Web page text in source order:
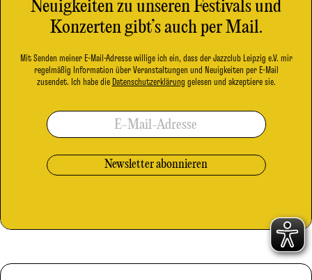
Neuigkeiten zu unseren Festivals und
Konzerten gibt’s auch per Mail.
Mit Senden meiner E-Mail-Adresse willige ich ein, dass der Jazzclub Leipzig e.V. mir
regelmäßig Information über Veranstaltungen und Neuigkeiten per E-Mail
zusendet. Ich habe die Datenschutzerklärung gelesen und akzeptiere sie.
E-Mail-Adresse